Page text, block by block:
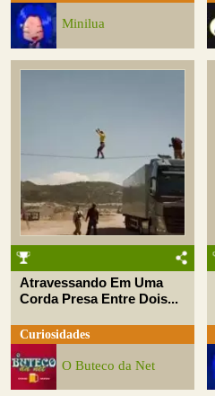
Minilua
Atravessando Em Uma
Corda Presa Entre Dois...
Curiosidades
O Buteco da Net